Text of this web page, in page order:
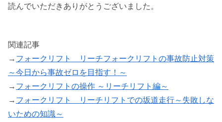
読んでいただきありがとうございました。
関連記事
→ フォークリフト リーチフォークリフトの事故防止対策
～今日から事故ゼロを目指す！～
→ フォークリフトの操作 ～リーチリフト編～
→ フォークリフト リーチリフトでの坂道走行～失敗しな
いための知識～